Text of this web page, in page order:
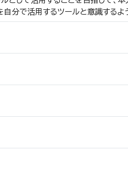
分で活用するツールと意識するよ